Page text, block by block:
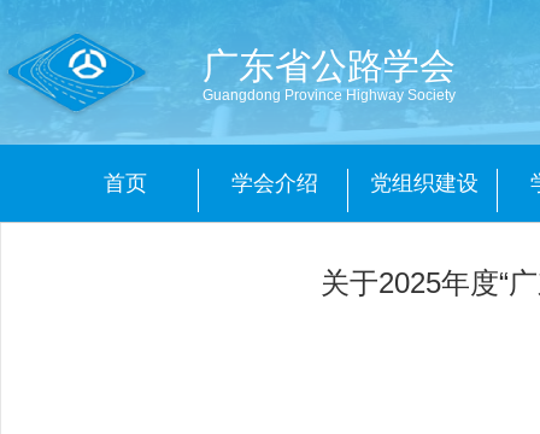
广东省公路学会
Guangdong Province Highway Society
首页 学会介绍 党组织建设
关于2025年度“